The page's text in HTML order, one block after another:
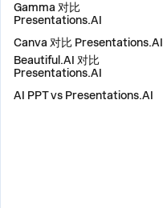
Gamma 对比
Presentations.AI
Canva 对比 Presentations.AI
Beautiful.AI 对比
Presentations.AI
AI PPT vs Presentations.AI